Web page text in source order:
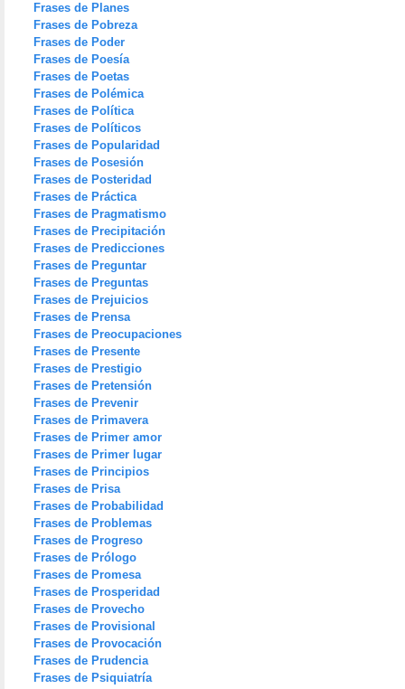
Frases de Planes
Frases de Pobreza
Frases de Poder
Frases de Poesía
Frases de Poetas
Frases de Polémica
Frases de Política
Frases de Políticos
Frases de Popularidad
Frases de Posesión
Frases de Posteridad
Frases de Práctica
Frases de Pragmatismo
Frases de Precipitación
Frases de Predicciones
Frases de Preguntar
Frases de Preguntas
Frases de Prejuicios
Frases de Prensa
Frases de Preocupaciones
Frases de Presente
Frases de Prestigio
Frases de Pretensión
Frases de Prevenir
Frases de Primavera
Frases de Primer amor
Frases de Primer lugar
Frases de Principios
Frases de Prisa
Frases de Probabilidad
Frases de Problemas
Frases de Progreso
Frases de Prólogo
Frases de Promesa
Frases de Prosperidad
Frases de Provecho
Frases de Provisional
Frases de Provocación
Frases de Prudencia
Frases de Psiquiatría